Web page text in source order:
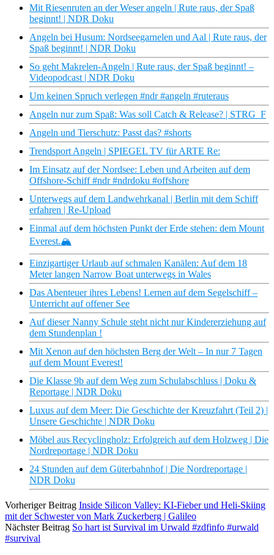
Mit Riesenruten an der Weser angeln | Rute raus, der Spaß
beginnt! | NDR Doku
Angeln bei Husum: Nordseegarnelen und Aal | Rute raus, der
Spaß beginnt! | NDR Doku
So geht Makrelen-Angeln | Rute raus, der Spaß beginnt! –
Videopodcast | NDR Doku
Um keinen Spruch verlegen #ndr #angeln #ruteraus
Angeln nur zum Spaß: Was soll Catch & Release? | STRG_F
Angeln und Tierschutz: Passt das? #shorts
Trendsport Angeln | SPIEGEL TV für ARTE Re:
Im Einsatz auf der Nordsee: Leben und Arbeiten auf dem
Offshore-Schiff #ndr #ndrdoku #offshore
Unterwegs auf dem Landwehrkanal | Berlin mit dem Schiff
erfahren | Re-Upload
Einmal auf dem höchsten Punkt der Erde stehen: dem Mount
Everest.🏔️
Einzigartiger Urlaub auf schmalen Kanälen: Auf dem 18
Meter langen Narrow Boat unterwegs in Wales
Das Abenteuer ihres Lebens! Lernen auf dem Segelschiff –
Unterricht auf offener See
Auf dieser Nanny Schule steht nicht nur Kindererziehung auf
dem Stundenplan !
Mit Xenon auf den höchsten Berg der Welt – In nur 7 Tagen
auf dem Mount Everest!
Die Klasse 9b auf dem Weg zum Schulabschluss | Doku &
Reportage | NDR Doku
Luxus auf dem Meer: Die Geschichte der Kreuzfahrt (Teil 2) |
Unsere Geschichte | NDR Doku
Möbel aus Recyclingholz: Erfolgreich auf dem Holzweg | Die
Nordreportage | NDR Doku
24 Stunden auf dem Güterbahnhof | Die Nordreportage |
NDR Doku
Vorheriger Beitrag Inside Silicon Valley: KI-Fieber und Heli-Skiing
mit der Schwester von Mark Zuckerberg | Galileo
Nächster Beitrag So hart ist Survival im Urwald #zdfinfo #urwald
#survival